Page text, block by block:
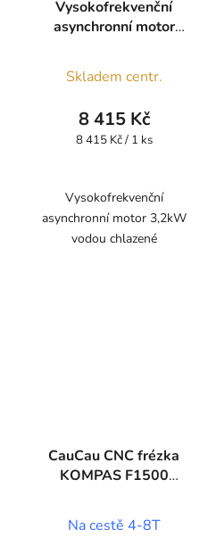
Vysokofrekvenční
asynchronní motor
Skladem centr.
8 415 Kč
Měrná
8 415 Kč / 1 ks
Vysokofrekvenční
asynchronní motor 3,2kW
vodou chlazené
CauCau CNC frézka
KOMPAS F1500
Na cestě 4-8T